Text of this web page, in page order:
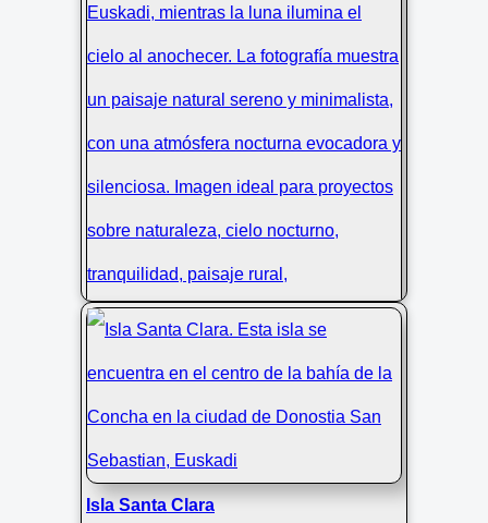
Árbol y luna al anochecer en
Villabona
Isla Santa Clara